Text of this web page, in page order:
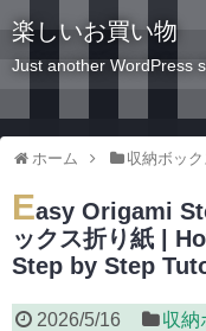
楽しいお買い物
Just another WordPress
ホーム 収納ボック
Easy Origami
ックス折り紙 |
Step by Step
2026/5/16 収納